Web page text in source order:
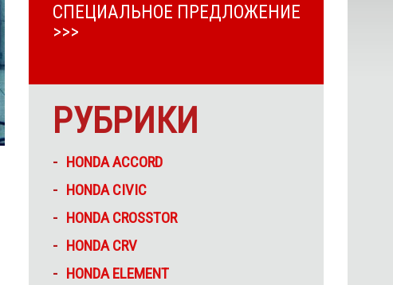
СПЕЦИАЛЬНОЕ ПРЕДЛОЖЕНИЕ
>>>
РУБРИКИ
HONDA ACCORD
HONDA CIVIC
HONDA CROSSTOR
HONDA CRV
HONDA ELEMENT